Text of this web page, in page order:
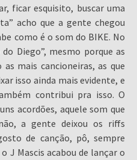
ficar esquisito, buscar uma
acho que a gente chegou
como é o som do BIKE. No
Diego”, mesmo porque as
mais cancioneiras, as que
isso ainda mais evidente, e
contribui pra isso. O
acordões, aquele som que
a gente deixou os riffs
de canção, pô, sempre
J Mascis acabou de lançar o